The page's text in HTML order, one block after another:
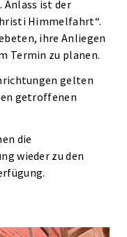
Anlass ist der
Himmelfahrt“.
ihre Anliegen
Termin zu planen.
gelten
getroffenen
die
wieder zu den